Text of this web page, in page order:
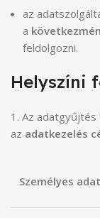
az
a
feldolgozni.
Helyszíni
1. Az
az adatkezelés
Személyes adat